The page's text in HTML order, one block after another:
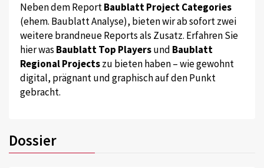
Neben dem ReportBaublatt Project Categories
(ehem. Baublatt Analyse), bieten wir ab sofort zwei
weitere brandneue Reports als Zusatz. Erfahren Sie
hier was Baublatt Top Playersund Baublatt
Regional Projectszu bieten haben – wie gewohnt
digital, prägnant und graphisch auf den Punkt
gebracht.
Dossier